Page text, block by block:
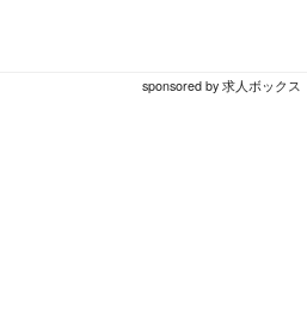
sponsored by 求人ボックス